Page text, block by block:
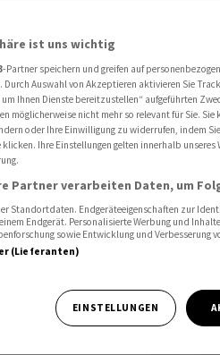
zu
vom
ist uns wichtig
-Partner speichern und greifen auf
Durch Auswahl von Akzeptieren aktivieren Sie
Ihnen Dienste bereitzustellen“ aufgeführten
möglicherweise nicht mehr so relevant für Sie.
oder Ihre Einwilligung zu widerrufen, indem
klicken. Ihre Einstellungen gelten innerhalb
Partner verarbeiten Daten, um
Standortdaten. Endgeräteeigenschaften zur
Endgerät. Personalisierte Werbung und
sowie Entwicklung und Verbesserung
(Lieferanten)
EINSTELLUNGEN